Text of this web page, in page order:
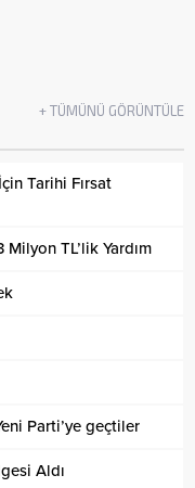
+ TÜMÜNÜ GÖRÜNTÜLE
Tarihi Fırsat
Milyon TL’lik Yardım
Parti’ye geçtiler
Aldı